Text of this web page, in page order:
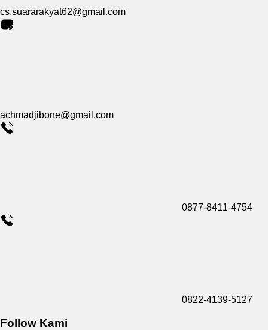
cs.suararakyat62@gmail.com
achmadjibone@gmail.com
0877-8411-4754
0822-4139-5127
Follow Kami